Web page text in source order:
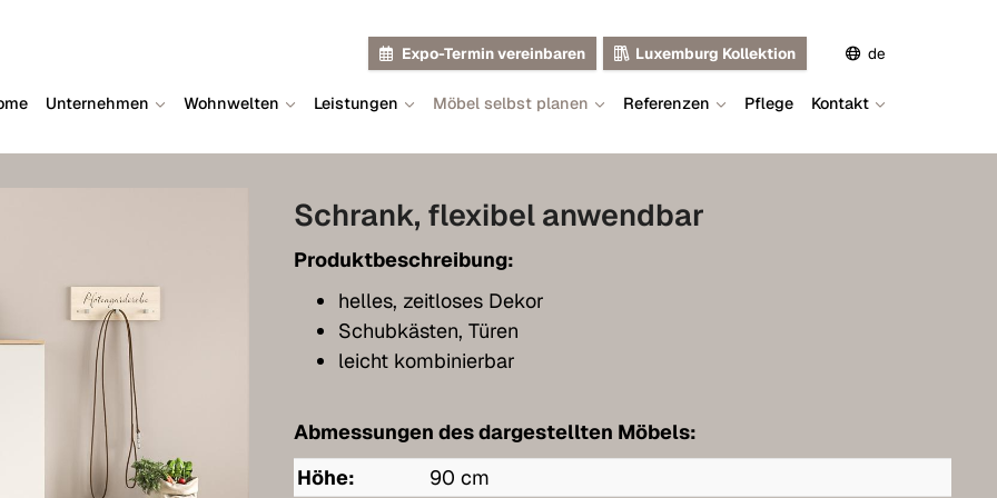
Expo-Termin vereinbaren Luxemburg Kollektion de
en
fr
Unternehmen Wohnwelten Leistungen Möbel selbst planen Referenzen Pflege Kontakt
Schrank, flexibel anwendbar
Produktbeschreibung:
helles, zeitloses Dekor
Schubkästen, Türen
leicht kombinierbar
Abmessungen des dargestellten Möbels:
Höhe:
90 cm